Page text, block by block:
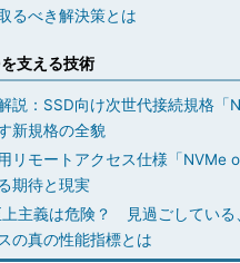
るべき解決策とは
支える技術
説：SSD向け次世代接続規格「
新規格の全貌
リモートアクセス仕様「NVMe
期待と現実
上主義は危険？ 見過ごしている
の真の性能指標とは